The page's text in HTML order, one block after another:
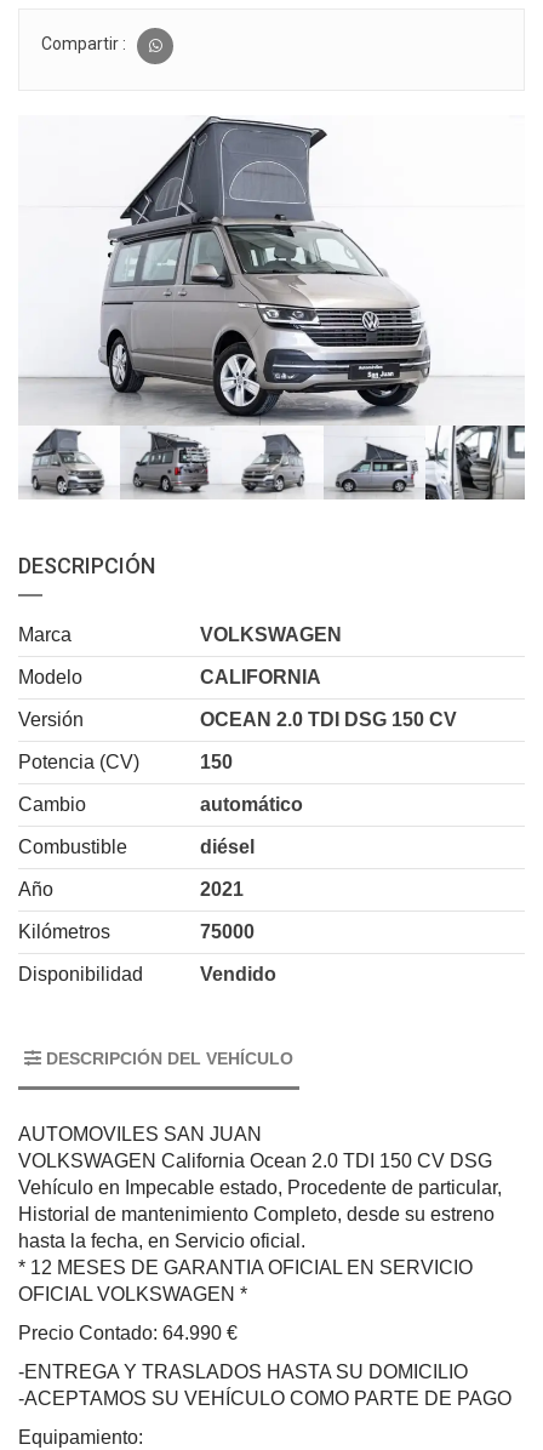
Compartir :
DESCRIPCIÓN
Marca VOLKSWAGEN
Modelo CALIFORNIA
Versión OCEAN 2.0 TDI DSG 150 CV
Potencia (CV) 150
Cambio automático
Combustible diésel
Año 2021
Kilómetros 75000
Disponibilidad Vendido
DESCRIPCIÓN DEL VEHÍCULO
AUTOMOVILES SAN JUAN
VOLKSWAGEN California Ocean 2.0 TDI 150 CV DSG
Vehículo en Impecable estado, Procedente de particular,
Historial de mantenimiento Completo, desde su estreno
hasta la fecha, en Servicio oficial.
* 12 MESES DE GARANTIA OFICIAL EN SERVICIO
OFICIAL VOLKSWAGEN *
Precio Contado: 64.990 €
-ENTREGA Y TRASLADOS HASTA SU DOMICILIO
-ACEPTAMOS SU VEHÍCULO COMO PARTE DE PAGO
Equipamiento: